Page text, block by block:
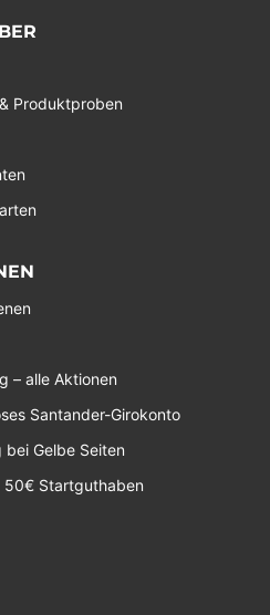
Produktproben
– alle Aktionen
Santander-Girokonto
Gelbe Seiten
50€ Startguthaben